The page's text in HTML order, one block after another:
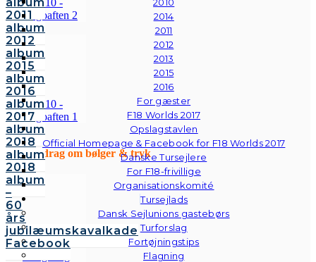
2014
2011
2012
2013
2015
2016
For gæster
F18 Worlds 2017
Opslagstavlen
Official Homepage & Facebook for F18 Worlds 2017
Danske Tursejlere
For F18-frivillige
Organisationskomité
Tursejlads
Dansk Sejlunions gastebørs
Turforslag
Fortøjningstips
Flagning
2011
album
2012
album
2015
album
2016
album
2017
album
2018
album
2018
album
–
60
års
jubilæumskavalkade
Facebook
Foredrag om bølger & tryk